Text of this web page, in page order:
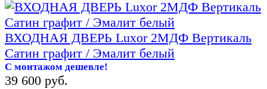
ВХОДНАЯ ДВЕРЬ Luxor 2МДФ Вертикаль
Сатин графит / Эмалит белый
С монтажом дешевле!
39 600 руб.